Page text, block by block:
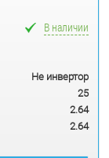
В наличии
Не инвертор
25
2.64
2.64